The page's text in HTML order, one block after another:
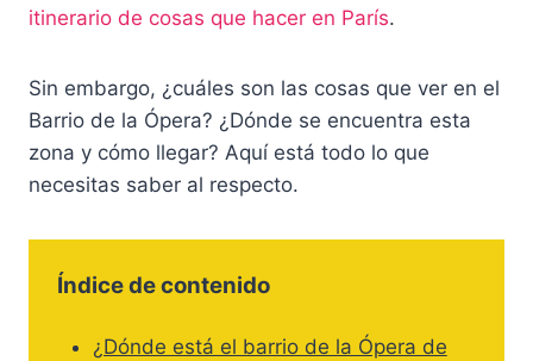
itinerario de cosas que hacer en París.
Sin embargo, ¿cuáles son las cosas que ver en el
Barrio de la Ópera? ¿Dónde se encuentra esta
zona y cómo llegar? Aquí está todo lo que
necesitas saber al respecto.
Índice de contenido
¿Dónde está el barrio de la Ópera de